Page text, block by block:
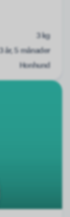
3 kg
3 år, 5 månader
Honhund